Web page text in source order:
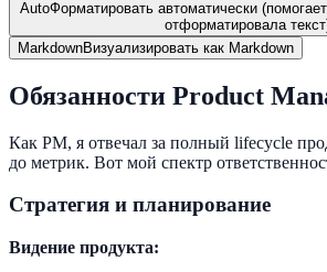
AutoФорматировать автоматически
отформатировала
MarkdownВизуализировать как Markdown
Обязанности Product
Как PM, я отвечал за полный lifecycle
до метрик. Вот мой спектр
Стратегия и планирование
Видение продукта: